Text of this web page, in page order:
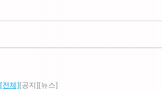
[전체] [공지] [뉴스]